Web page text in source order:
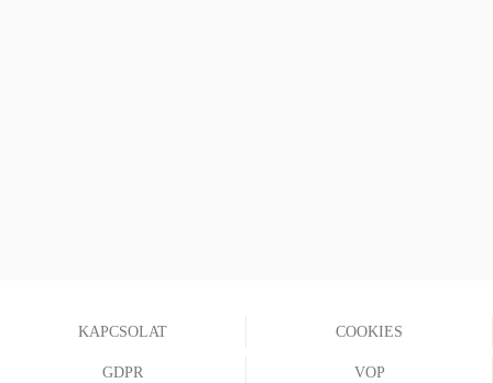
KAPCSOLAT COOKIES
GDPR VOP